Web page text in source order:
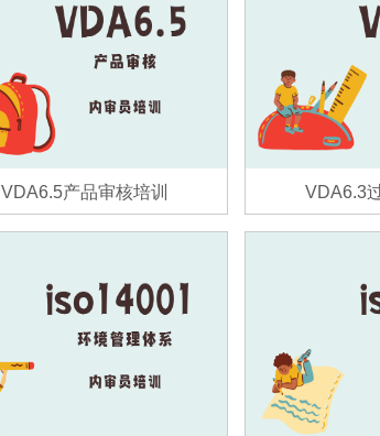
VDA6.5产品审核培训 VDA6.3